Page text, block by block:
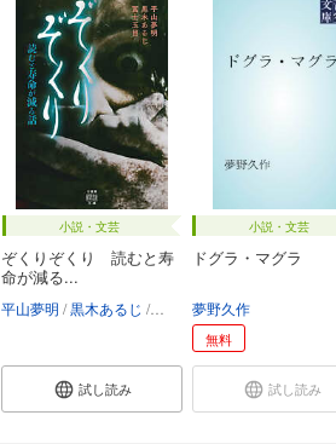
小説・文芸
ぞくりぞくり 読むと寿
命が減る...
平山夢明 黒木あるじ 冨士玉目
試し読み
小説・文芸
ドグラ・マグラ
夢野久作
無料
試し読み